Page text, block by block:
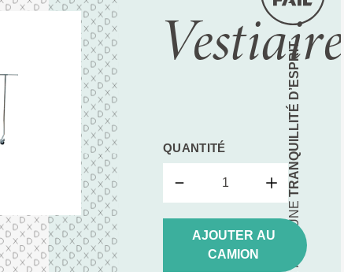
TRANQUILLITÉ D’ESPRIT
Vestiaire
QUANTITÉ
AJOUTER AU
CAMION